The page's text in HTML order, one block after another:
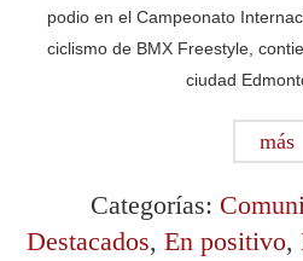
podio en el Campeonato
ciclismo de BMX Freestyle,
ciudad
más
Categorías:
Destacados, En positivo,